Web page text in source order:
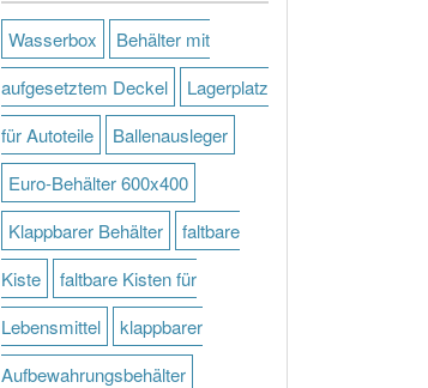
Wasserbox
Behälter mit
aufgesetztem Deckel
Lagerplatz
für Autoteile
Ballenausleger
Euro-Behälter 600x400
Klappbarer Behälter
faltbare
Kiste
faltbare Kisten für
Lebensmittel
klappbarer
Aufbewahrungsbehälter